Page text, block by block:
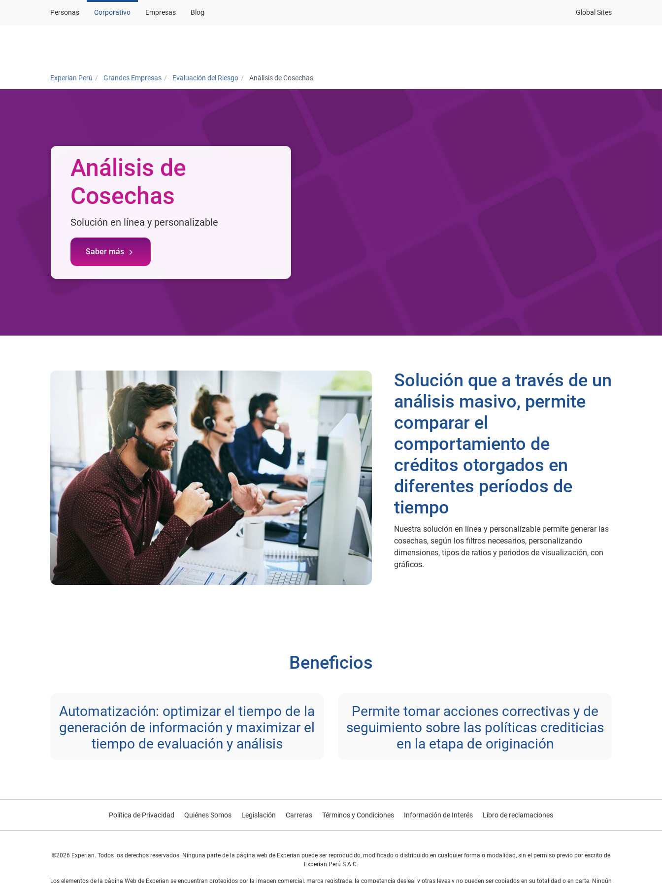
Personas Corporativo Empresas Blog Global Sites
Experian Perú Grandes Empresas Evaluación del Riesgo Análisis de Cosechas
Análisis de
Cosechas
Solución en línea y personalizable
Saber más
Solución que a través de un
análisis masivo, permite
comparar el
comportamiento de
créditos otorgados en
diferentes períodos de
tiempo
Nuestra solución en línea y personalizable permite generar las
cosechas, según los filtros necesarios, personalizando
dimensiones, tipos de ratios y periodos de visualización, con
gráficos.
Beneficios
Automatización: optimizar el tiempo de la
generación de información y maximizar el
tiempo de evaluación y análisis
Permite tomar acciones correctivas y de
seguimiento sobre las políticas crediticias
en la etapa de originación
Política de Privacidad Quiénes Somos Legislación Carreras Términos y Condiciones Información de Interés Libro de reclamaciones
©2026 Experian. Todos los derechos reservados. Ninguna parte de la página web de Experian puede ser reproducido, modificado o distribuido en cualquier forma o modalidad, sin el permiso previo por escrito de
Experian Perú S.A.C.
Los elementos de la página Web de Experian se encuentran protegidos por la imagen comercial, marca registrada, la competencia desleal y otras leyes y no pueden ser copiados en su totalidad o en parte. Ningún